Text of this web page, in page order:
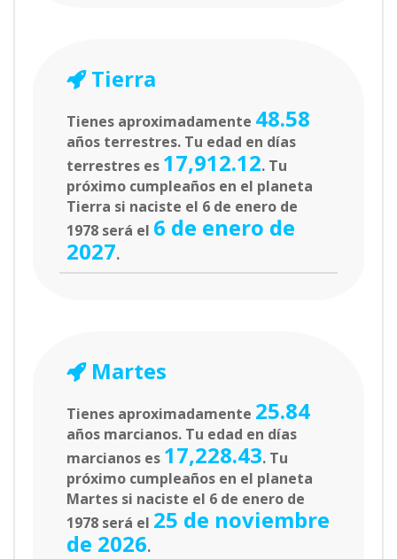
Tierra
Tienes aproximadamente 48.58
años terrestres. Tu edad en días
terrestres es 17,912.12. Tu
próximo cumpleaños en el planeta
Tierra si naciste el 6 de enero de
1978 será el 6 de enero de
2027.
Martes
Tienes aproximadamente 25.84
años marcianos. Tu edad en días
marcianos es 17,228.43. Tu
próximo cumpleaños en el planeta
Martes si naciste el 6 de enero de
1978 será el 25 de noviembre
de 2026.